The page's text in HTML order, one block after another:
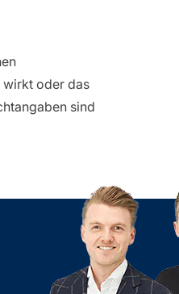
wirkt oder das
sind